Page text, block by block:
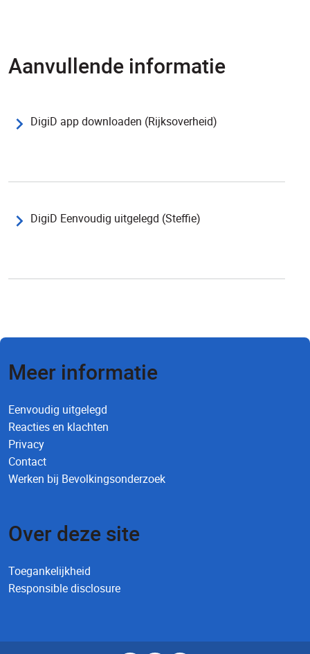
Aanvullende informatie
DigiD app downloaden (Rijksoverheid)
DigiD Eenvoudig uitgelegd (Steffie)
Meer informatie
Eenvoudig uitgelegd
Reacties en klachten
Privacy
Contact
Werken bij Bevolkingsonderzoek
Over deze site
Toegankelijkheid
Responsible disclosure